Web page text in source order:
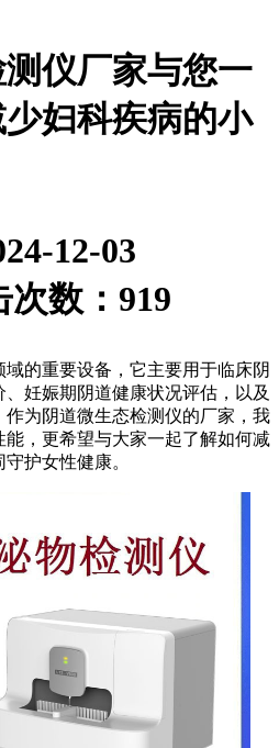
仪厂家与您一
妇科疾病的小
12-03
数： 919
域的重要设备，它主要用于临床阴
妊娠期阴道健康状况评估，以及
为阴道微生态检测仪的厂家，我
，更希望与大家一起了解如何减
护女性健康。